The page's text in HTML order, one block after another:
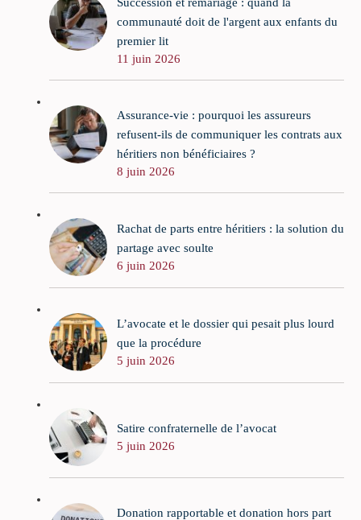
communauté doit de l'argent aux enfants du
premier lit
11 juin 2026
Assurance-vie : pourquoi les assureurs
refusent-ils de communiquer les contrats aux
héritiers non bénéficiaires ?
8 juin 2026
Rachat de parts entre héritiers : la solution du
partage avec soulte
6 juin 2026
L’avocate et le dossier qui pesait plus lourd
que la procédure
5 juin 2026
Satire confraternelle de l’avocat
5 juin 2026
Donation rapportable et donation hors part